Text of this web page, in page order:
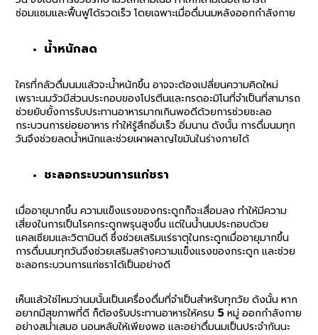
ซ่อมแซมและฟื้นฟูได้รวดเร็ว โดยเฉพาะเมื่อดื่มนมหลังออกกำลังกาย
น้ำหนักลด
ใครที่กลัวดื่มนมแล้วจะน้ำหนักขึ้น อาจจะต้องเปลี่ยนความคิดใหม่
เพราะนมวัวมีส่วนประกอบของโปรตีนและกรดอะมิโนที่จำเป็นที่สามารถ
ช่วยยับยั้งการรับประทานอาหารมากเกินพอดีด้วยการช่วยชะลอ
กระบวนการย่อยอาหาร ทำให้รู้สึกอิ่มเร็ว อิ่มนาน ดังนั้น การดื่มนมทุก
วันจึงช่วยลดน้ำหนักและช่วยเผาผลาญไขมันในร่างกายได้
ชะลอกระบวนการแก่ชรา
เมื่ออายุมากขึ้น ความแข็งแรงของกระดูกก็จะเสื่อมลง ทำให้มีความ
เสี่ยงในการเป็นโรคกระดูกพรุนสูงขึ้น แต่ในน้ำนมประกอบด้วย
แคลเซียมและวิตามินดี ซึ่งช่วยเสริมแร่ธาตุในกระดูกเมื่ออายุมากขึ้น
การดื่มนมทุกวันจึงช่วยเสริมสร้างความแข็งแรงของกระดูก และช่วย
ชะลอกระบวนการแก่ชราได้เป็นอย่างดี
เห็นแล้วใช่ไหมว่านมนั้นเป็นเครื่องดื่มที่จำเป็นสำหรับทุกวัย ดังนั้น หาก
อยากมีสุขภาพที่ดี ก็ต้องรับประทานอาหารให้ครบ 5 หมู่ ออกกำลังกาย
อย่างสม่ำเสมอ นอนหลับให้เพียงพอ และอย่าดื่มนมเป็นประจำกันนะ